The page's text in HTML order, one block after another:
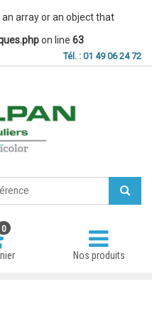
array or an object that
on line 63
Tél. : 01 49 06 24 72
0
Nos produits